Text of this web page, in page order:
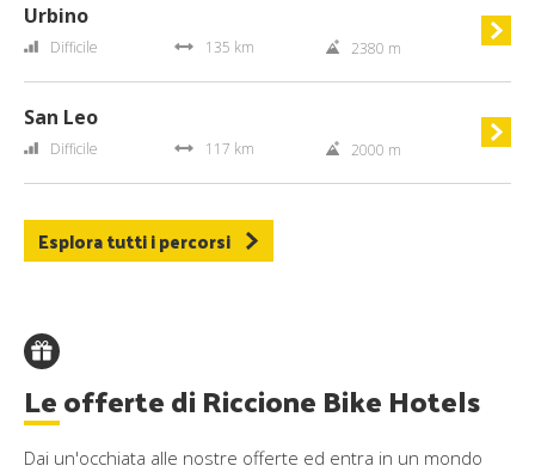
Urbino
Difficile 135 km 2380 m
San Leo
Difficile 117 km 2000 m
Esplora tutti i percorsi
Le offerte di Riccione Bike Hotels
Dai un'occhiata alle nostre offerte ed entra in un mondo